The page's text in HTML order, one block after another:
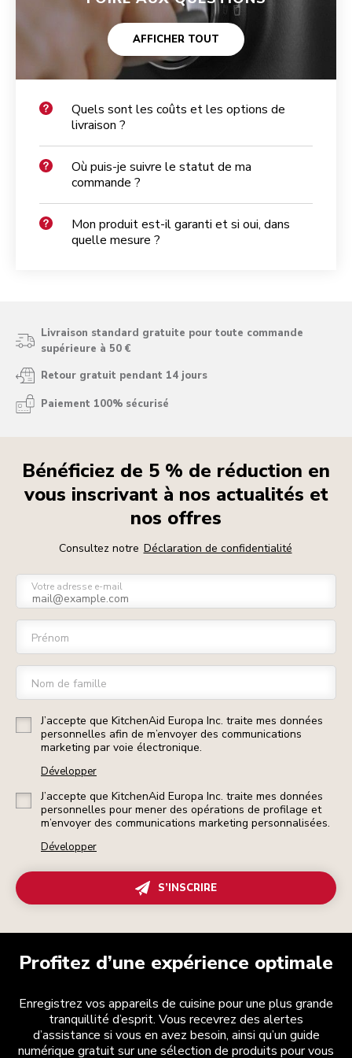
AFFICHER TOUT
Quels sont les coûts et les options de
livraison ?
Où puis-je suivre le statut de ma
commande ?
Mon produit est-il garanti et si oui, dans
quelle mesure ?
Livraison standard gratuite pour toute commande
supérieure à 50 €
Retour gratuit pendant 14 jours
Paiement 100% sécurisé
Bénéficiez de 5 % de réduction en
vous inscrivant à nos actualités et
nos offres
Consultez notre Déclaration de confidentialité
Votre adresse e-mail
Prénom
Nom de famille
J’accepte que KitchenAid Europa Inc. traite mes données
personnelles afin de m’envoyer des communications
marketing par voie électronique.
Développer
J’accepte que KitchenAid Europa Inc. traite mes données
personnelles pour mener des opérations de profilage et
m’envoyer des communications marketing personnalisées.
Développer
S’INSCRIRE
Profitez d’une expérience optimale
Enregistrez vos appareils de cuisine pour une plus grande
tranquillité d’esprit. Vous recevrez des alertes
d’assistance si vous en avez besoin, ainsi qu’un guide
numérique gratuit sur une sélection de produits pour vous